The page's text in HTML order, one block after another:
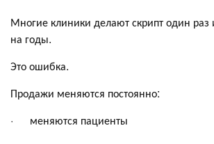
Многие клиники делают скрипт один
на годы.
Это ошибка.
Продажи меняются постоянно:
· меняются пациенты